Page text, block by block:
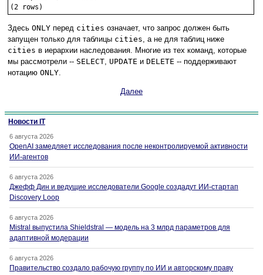
(2 rows)
Здесь ONLY перед cities означает, что запрос должен быть
запущен только для таблицы cities , а не для таблиц ниже
cities в иерархии наследования. Многие из тех команд, которые
мы рассмотрели -- SELECT UPDATE и DELETE -- поддерживают
нотацию ONLY
Далее
Новости IT
6 августа 2026
OpenAI замедляет исследования после неконтролируемой активности
ИИ-агентов
6 августа 2026
Джефф Дин и ведущие исследователи Google создадут ИИ-стартап
Discovery Loop
6 августа 2026
Mistral выпустила Shieldstral — модель на 3 млрд параметров для
адаптивной модерации
6 августа 2026
Правительство создало рабочую группу по ИИ и авторскому праву